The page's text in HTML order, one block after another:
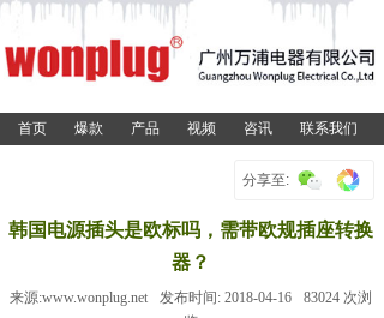
首页 爆款 产品 视频 咨讯 联系我们
分享至:
韩国电源插头是欧标吗，需带欧规插座转换
器？
来源:www.wonplug.net 发布时间: 2018-04-16 83024 次浏